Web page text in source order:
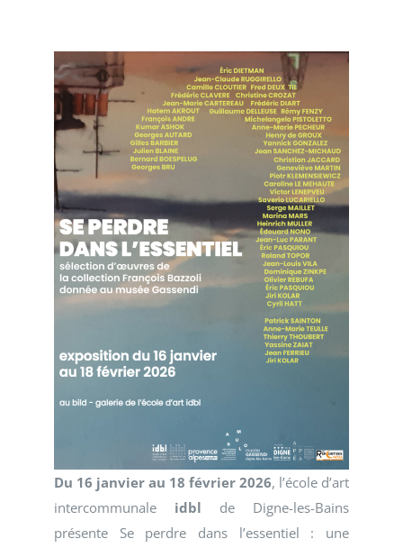
Du 16 janvier au 18 février 2026, l’école d’art
intercommunale idbl de Digne-les-Bains
présente Se perdre dans l’essentiel : une